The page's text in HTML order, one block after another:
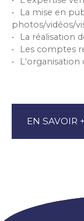
La mise en
photos/vidéos/
La réalisation
Les comptes
L'organisation
EN SAVOIR +